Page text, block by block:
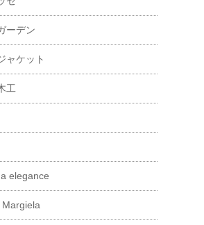
ーデン
ャケット
工
elegance